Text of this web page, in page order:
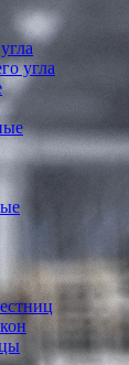
угла